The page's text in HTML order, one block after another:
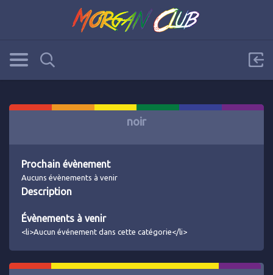
noir
Prochain évènement
Aucuns évènements à venir
Description
Évènements à venir
<li>Aucun événement dans cette catégorie</li>